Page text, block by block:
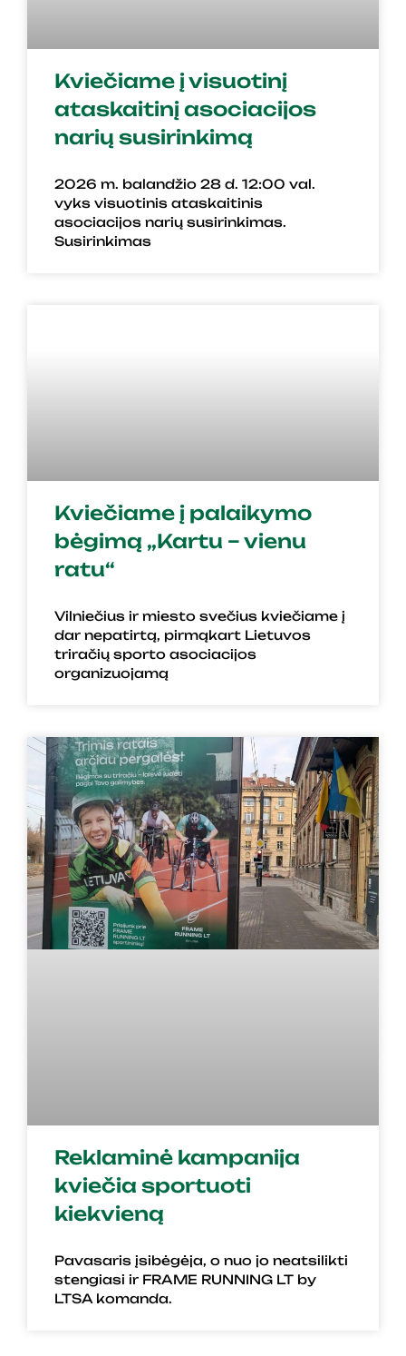
Kviečiame į visuotinį
ataskaitinį asociacijos
narių susirinkimą
2026 m. balandžio 28 d. 12:00 val.
vyks visuotinis ataskaitinis
asociacijos narių susirinkimas.
Susirinkimas
Kviečiame į palaikymo
bėgimą „Kartu – vienu
ratu“
Vilniečius ir miesto svečius kviečiame į
dar nepatirtą, pirmąkart Lietuvos
triračių sporto asociacijos
organizuojamą
Reklaminė kampanija
kviečia sportuoti
kiekvieną
Pavasaris įsibėgėja, o nuo jo neatsilikti
stengiasi ir FRAME RUNNING LT by
LTSA komanda.